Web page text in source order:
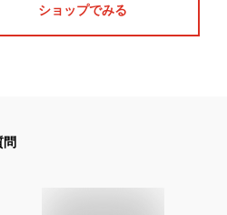
ショップでみる